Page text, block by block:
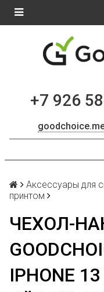
+7 926
Аксессуары для
принтом
ЧЕХОЛ-
IPHONE